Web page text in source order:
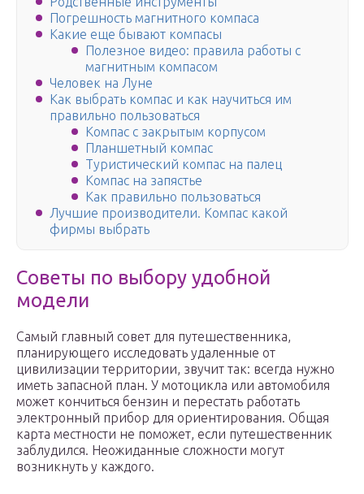
Погрешность магнитного компаса
Какие еще бывают компасы
Полезное видео: правила работы с
магнитным компасом
Человек на Луне
Как выбрать компас и как научиться им
правильно пользоваться
Компас с закрытым корпусом
Планшетный компас
Туристический компас на палец
Компас на запястье
Как правильно пользоваться
Лучшие производители. Компас какой
фирмы выбрать
Советы по выбору удобной
модели
Самый главный совет для путешественника,
планирующего исследовать удаленные от
цивилизации территории, звучит так: всегда нужно
иметь запасной план. У мотоцикла или автомобиля
может кончиться бензин и перестать работать
электронный прибор для ориентирования. Общая
карта местности не поможет, если путешественник
заблудился. Неожиданные сложности могут
возникнуть у каждого.